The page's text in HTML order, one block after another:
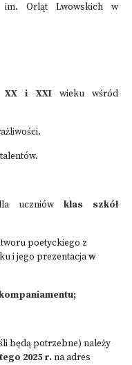
im. Orląt Lwowskich w
XX i XXIwieku wśród
uczniów klas szkół
poetyckiego z
i jego prezentacjaw
będą potrzebne) należy
2025 r.na adres